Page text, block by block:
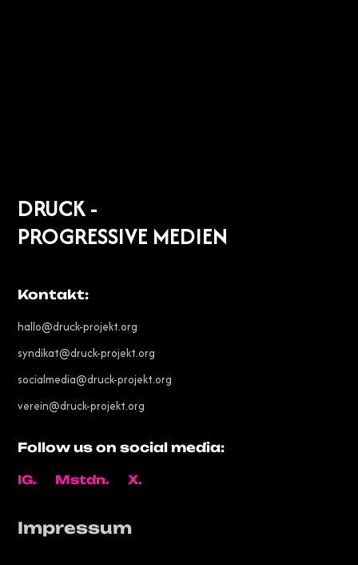
DRUCK -
PROGRESSIVE MEDIEN
Kontakt:
hallo@druck-projekt.org
syndikat@druck-projekt.org
socialmedia@druck-projekt.org
verein@druck-projekt.org
Follow us on social media:
IG. Mstdn. X.
Impressum